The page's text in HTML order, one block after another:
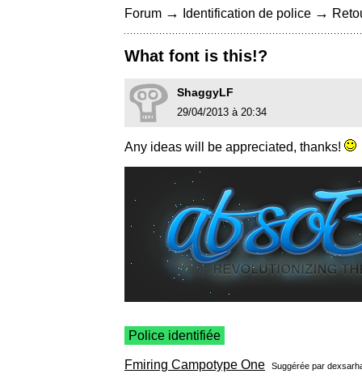
Forum → Identification de police →
What font is this!?
ShaggyLF
29/04/2013 à 20:34
Any ideas will be appreciated, thanks!
Police identifiée
Fmiring Campotype One Suggérée par